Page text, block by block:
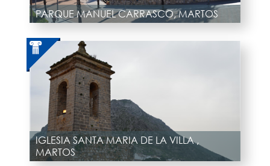
PARQUE MANUEL CARRASCO, MARTOS
IGLESIA SANTA MARIA DE LA VILLA ,
MARTOS